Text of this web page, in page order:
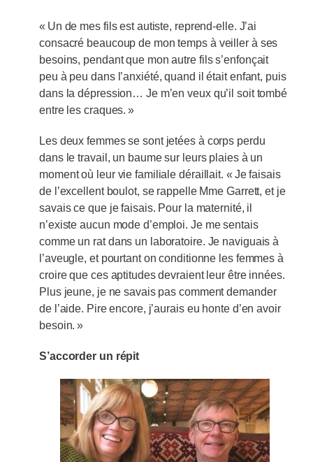
« Un de mes fils est autiste, reprend-elle. J’ai
consacré beaucoup de mon temps à veiller à ses
besoins, pendant que mon autre fils s’enfonçait
peu à peu dans l’anxiété, quand il était enfant, puis
dans la dépression… Je m’en veux qu’il soit tombé
entre les craques. »
Les deux femmes se sont jetées à corps perdu
dans le travail, un baume sur leurs plaies à un
moment où leur vie familiale déraillait. « Je faisais
de l’excellent boulot, se rappelle Mme Garrett, et je
savais ce que je faisais. Pour la maternité, il
n’existe aucun mode d’emploi. Je me sentais
comme un rat dans un laboratoire. Je naviguais à
l’aveugle, et pourtant on conditionne les femmes à
croire que ces aptitudes devraient leur être innées.
Plus jeune, je ne savais pas comment demander
de l’aide. Pire encore, j’aurais eu honte d’en avoir
besoin. »
S’accorder un répit